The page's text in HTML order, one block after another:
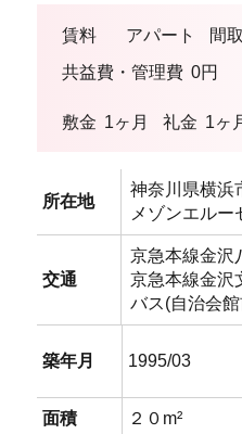
賃料 アパート 間取
共益費・管理費 0円
敷金 1ヶ月 礼金 1ヶ
所在地
神奈川県横浜
メゾンエルー
交通
京急本線金沢
京急本線金沢
バス(自治会
築年月 1995/03
面積 ２０m²